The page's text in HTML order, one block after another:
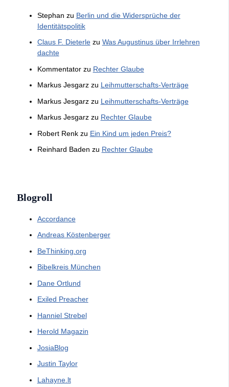
Stephan zu Berlin und die Widersprüche der
Identitätspolitik
Claus F. Dieterlezu Was Augustinus über Irrlehren
dachte
Kommentatorzu Rechter Glaube
Markus Jesgarzzu Leihmutterschafts-Verträge
Markus Jesgarzzu Leihmutterschafts-Verträge
Markus Jesgarzzu Rechter Glaube
Robert Renkzu Ein Kind um jeden Preis?
Reinhard Baden zu Rechter Glaube
Blogroll
Accordance
Andreas Köstenberger
BeThinking.org
Bibelkreis München
Dane Ortlund
Exiled Preacher
Hanniel Strebel
Herold Magazin
JosiaBlog
Justin Taylor
Lahayne.lt